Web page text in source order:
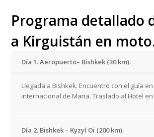
Programa detallado
a Kirguistán en
Día 1. Aeropuerto– Bishkek (30 km).
Llegada a Bishkek. Encuentro con el guía
internacional de Mana. Traslado al Hotel
Día 2. Bishkek – Kyzyl Oi (200 km).